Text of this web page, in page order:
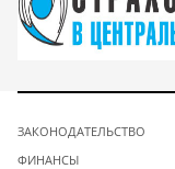
ЗАКОНОДАТЕЛЬСТВО
ФИНАНСЫ